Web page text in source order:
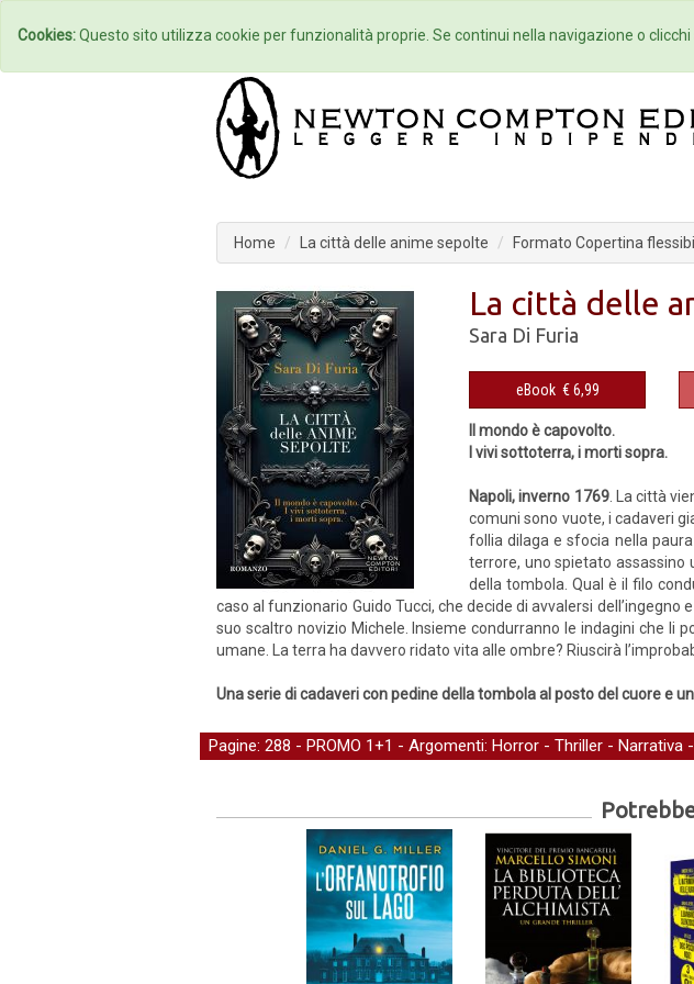
Home Autori Eventi
Home La città delle anime sepolte Formato Copertina
La città delle
Sara Di Furia
eBook € 6,99
Il mondo è capovolto.
I vivi sottoterra, i morti sopra.
Napoli, inverno 1769. La città
comuni sono vuote, i cadaveri
follia dilaga e sfocia nella
terrore, uno spietato assassino
della tombola. Qual è il filo
caso al funzionario Guido Tucci, che decide di avvalersi
suo scaltro novizio Michele. Insieme condurranno le indagini che li
umane. La terra ha davvero ridato vita alle ombre? Riuscirà
Una serie di cadaveri con pedine della tombola al posto del cuore e
Pagine: 288 - PROMO 1+1 - Argomenti: Horror - Thriller - Narrativa -
Cookies:Questo sito utilizza cookie per funzionalità proprie. Se continui nella navigazione o